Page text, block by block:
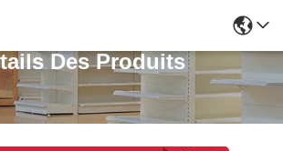
Des Produits